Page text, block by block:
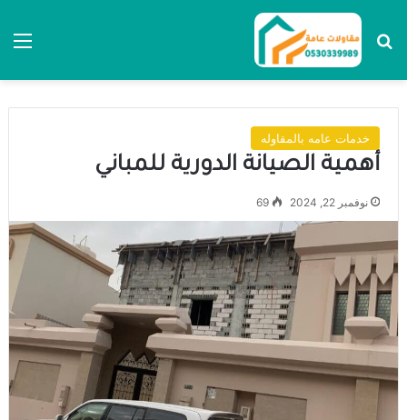
بحث عن
خدمات عامه بالمقاوله
أهمية الصيانة الدورية للمباني
نوفمبر 22, 2024 69